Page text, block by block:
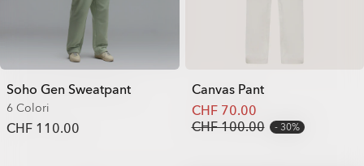
Soho Gen Sweatpant
6 Colori
CHF 110.00
Canvas Pant
CHF 70.00
CHF 100.00
30%